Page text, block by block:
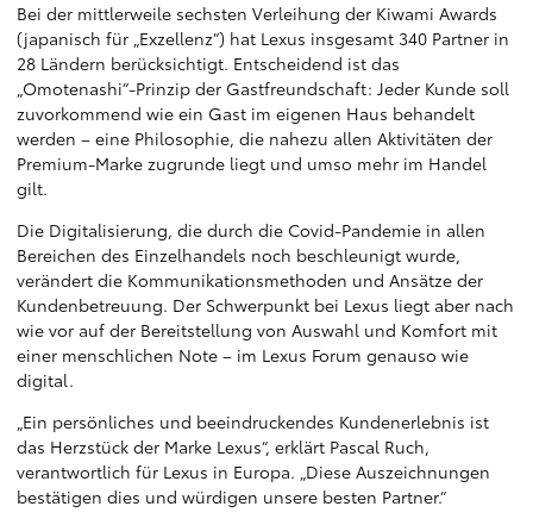
Bei der mittlerweile sechsten Verleihung der Kiwami Awards
(japanisch für „Exzellenz“) hat Lexus insgesamt 340 Partner in
28 Ländern berücksichtigt. Entscheidend ist das
„Omotenashi“-Prinzip der Gastfreundschaft: Jeder Kunde soll
zuvorkommend wie ein Gast im eigenen Haus behandelt
werden – eine Philosophie, die nahezu allen Aktivitäten der
Premium-Marke zugrunde liegt und umso mehr im Handel
gilt.
Die Digitalisierung, die durch die Covid-Pandemie in allen
Bereichen des Einzelhandels noch beschleunigt wurde,
verändert die Kommunikationsmethoden und Ansätze der
Kundenbetreuung. Der Schwerpunkt bei Lexus liegt aber nach
wie vor auf der Bereitstellung von Auswahl und Komfort mit
einer menschlichen Note – im Lexus Forum genauso wie
digital.
„Ein persönliches und beeindruckendes Kundenerlebnis ist
das Herzstück der Marke Lexus“, erklärt Pascal Ruch,
verantwortlich für Lexus in Europa. „Diese Auszeichnungen
bestätigen dies und würdigen unsere besten Partner.“